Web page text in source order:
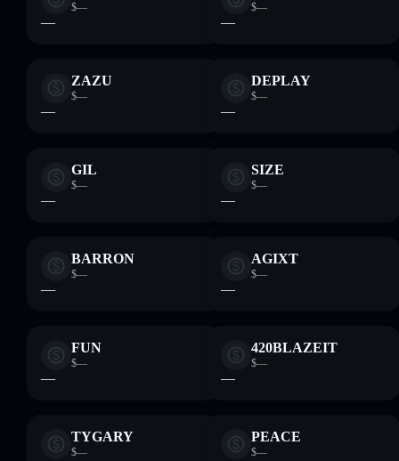
$—
—
$—
—
ZAZU
$—
—
DEPLAY
$—
—
GIL
$—
—
SIZE
$—
—
BARRON
$—
—
AGIXT
$—
—
FUN
$—
—
420BLAZEIT
$—
—
TYGARY
$—
PEACE
$—